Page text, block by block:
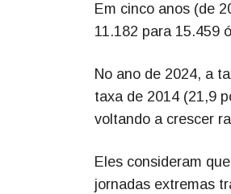
Em cinco anos (de
11.182 para 15.459
No ano de 2024, a
taxa de 2014 (21,9
voltando a crescer
Eles consideram
jornadas extremas